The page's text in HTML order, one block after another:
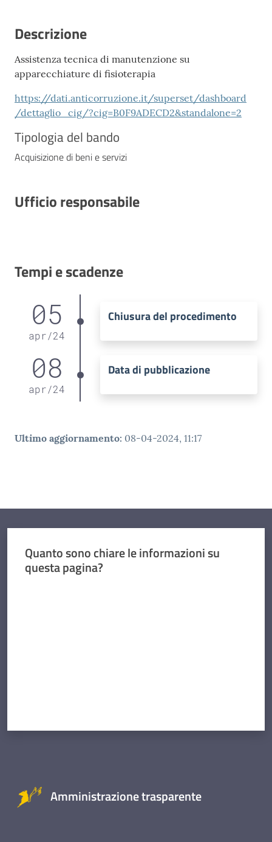
Descrizione
Assistenza tecnica di manutenzione su
apparecchiature di fisioterapia
https://dati.anticorruzione.it/superset/dashboard
/dettaglio_cig/?cig=B0F9ADECD2&standalone=2
Tipologia del bando
Acquisizione di beni e servizi
Ufficio responsabile
Tempi e scadenze
05
apr/24
Chiusura del procedimento
08
apr/24
Data di pubblicazione
Ultimo aggiornamento: 08-04-2024, 11:17
Quanto sono chiare le informazioni su
questa pagina?
Amministrazione trasparente